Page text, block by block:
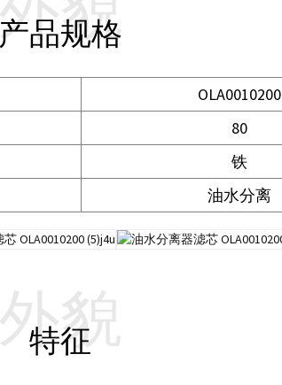
产品规格
OLA0010200
80
铁
油水分离
特征
外貌